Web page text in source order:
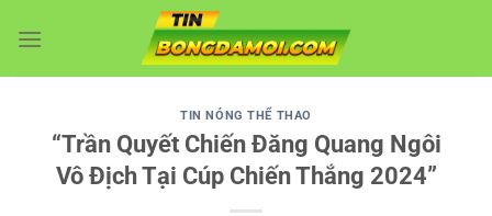
qua
TIN NÓNG THỂ THAO
“Trần Quyết Chiến Đăng Quang Ngôi
Vô Địch Tại Cúp Chiến Thắng 2024”